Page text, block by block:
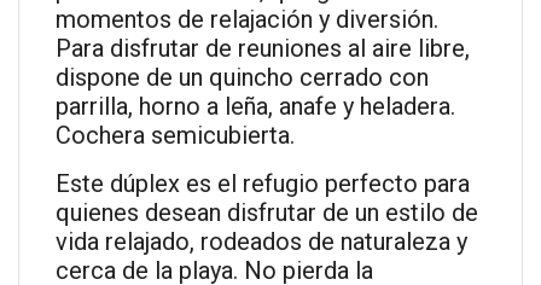
momentos de relajación y diversión.
Para disfrutar de reuniones al aire libre,
dispone de un quincho cerrado con
parrilla, horno a leña, anafe y heladera.
Cochera semicubierta.
Este dúplex es el refugio perfecto para
quienes desean disfrutar de un estilo de
vida relajado, rodeados de naturaleza y
cerca de la playa. No pierda la